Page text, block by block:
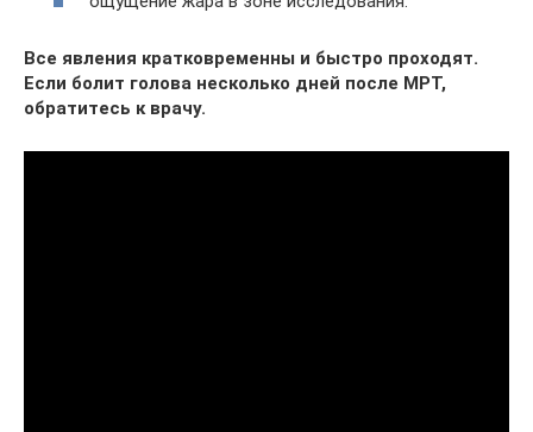
Все явления кратковременны и быстро проходят.
Если болит голова несколько дней после МРТ,
обратитесь к врачу.